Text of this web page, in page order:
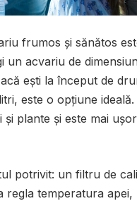
frumos și sănătos
un acvariu de
ești la început de
este o opțiune
plante și este mai
potrivit: un filtru de
temperatura apei,